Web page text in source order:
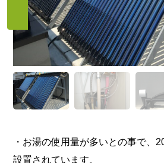
・お湯の使用量が多いとの事で、
設置されています。